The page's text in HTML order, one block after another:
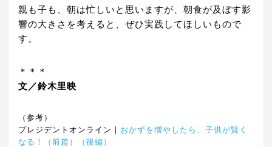
親も子も、朝は忙しいと思いますが、朝食が及ぼす影
響の大きさを考えると、ぜひ実践してほしいもので
す。
＊＊＊
文／鈴木里映
（参考）
プレジデントオンライン｜ おかずを増やしたら、子供が賢く
なる！（前篇）（後編）